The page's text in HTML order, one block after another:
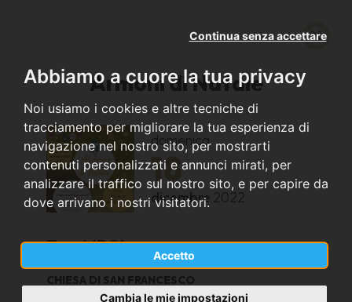
Abbiamo a cuore la tua privacy
Noi usiamo i cookies e altre tecniche di
tracciamento per migliorare la tua esperienza di
navigazione nel nostro sito, per mostrarti
contenuti personalizzati e annunci mirati, per
analizzare il traffico sul nostro sito, e per capire da
dove arrivano i nostri visitatori.
Accetto
Continua senza accettare
Cambia le mie impostazioni
Armoni di Natale
domenica
18
dicembre 2022
Trevi (PG)
CHIESA DI SAN FRANCESCO